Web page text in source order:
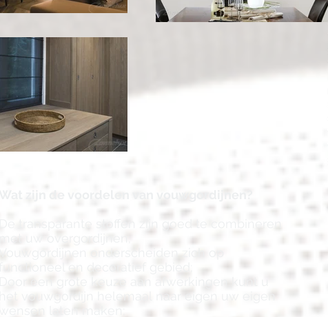
Wat zijn de voordelen van vouwgordijnen?
De transparante stoffen zijn goed te combineren
met uw overgordijnen;
Vouwgordijnen onderscheiden zich op
functioneel en decoratief gebied;
Door een grote keuze aan afwerkingen kunt u
het vouwgordijn helemaal naar eigen uw eigen